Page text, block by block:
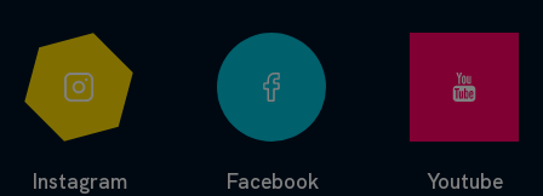
Facebook
Instagram Youtube